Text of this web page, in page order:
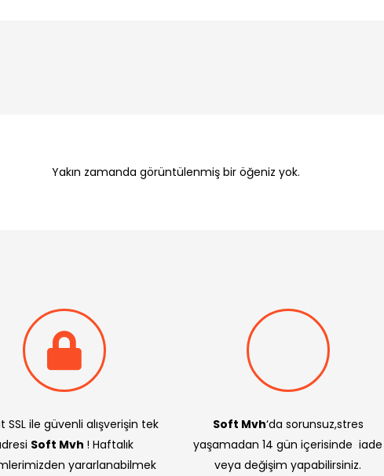
Yakın zamanda görüntülenmiş bir öğeniz yok.
SSL ile güvenli alışverişin tek
Soft Mvh ! Haftalık
yararlanabilmek
Soft Mvh‘da sorunsuz,stres
yaşamadan 14 gün içerisinde iade
veya değişim yapabilirsiniz.